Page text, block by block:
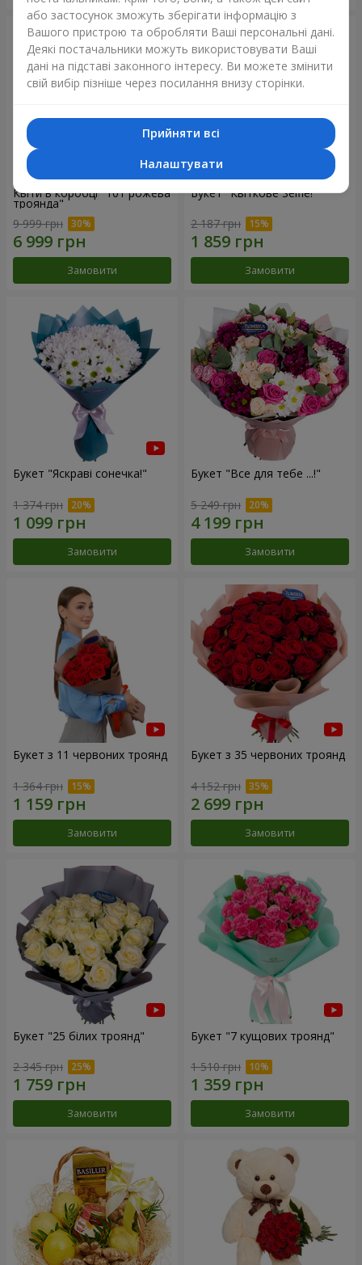
Квіти в коробці "101 рожева
троянда"
9 999 грн
Замовити
Букет "Квіткове Selfie!"
2 187 грн
Замовити
Букет "Яскраві сонечка!"
1 374 грн
Замовити
Букет "Все для тебе ...!"
5 249 грн
Замовити
Букет з 11 червоних троянд
1 364 грн
Замовити
Букет з 35 червоних троянд
4 152 грн
Замовити
Букет "25 білих троянд"
2 345 грн
Замовити
Букет "7 кущових троянд"
1 510 грн
Замовити
або застосунок зможуть зберігати інформацію з
Вашого пристрою та обробляти Ваші персональні дані.
Деякі постачальники можуть використовувати Ваші
дані на підставі законного інтересу. Ви можете змінити
свій вибір пізніше через посилання внизу сторінки.
Прийняти всі
Налаштувати